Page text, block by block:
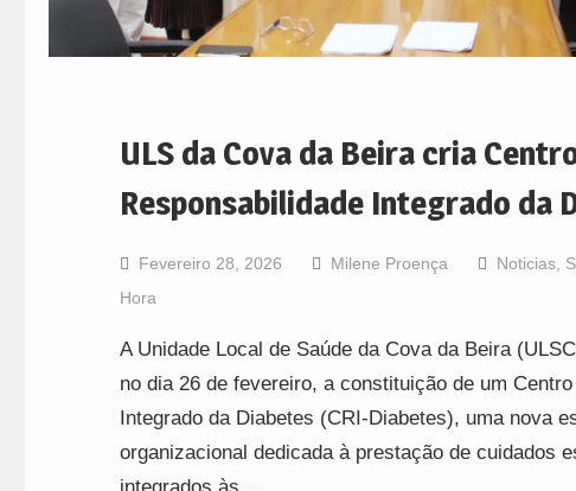
ULS da Cova da Beira cria
Responsabilidade Integrado da
Fevereiro 28, 2026 Milene Proença Noticias,
Hora
A Unidade Local de Saúde da Cova da Beira
no dia 26 de fevereiro, a constituição de um
Integrado da Diabetes (CRI-Diabetes), uma nova
organizacional dedicada à prestação de cuidados